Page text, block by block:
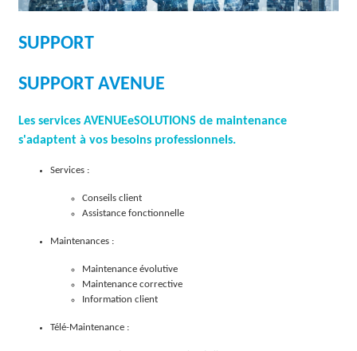
U
E
S
O
U
T
I
O
N
SUPPORT
SUPPORT AVENUE
Les services AVENUEeSOLUTIONS de maintenance
s'adaptent à vos besoins professionnels.
Services :
Conseils client
Assistance fonctionnelle
Maintenances :
Maintenance évolutive
Maintenance corrective
Information client
Télé-Maintenance :